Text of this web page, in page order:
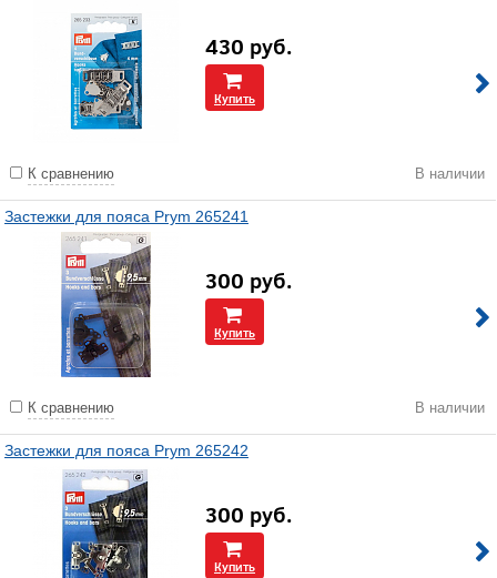
430 руб.
Купить
К сравнению В наличии
Застежки для пояса Prym 265241
300 руб.
Купить
К сравнению В наличии
Застежки для пояса Prym 265242
300 руб.
Купить